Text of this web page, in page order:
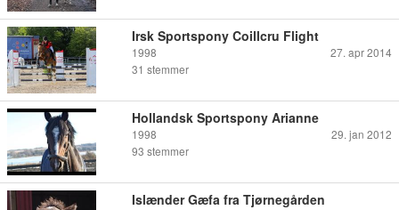
Irsk Sportspony Coillcru Flight
1998
27. apr 2014
31 stemmer
Hollandsk Sportspony Arianne
1998
29. jan 2012
93 stemmer
Islænder Gæfa fra Tjørnegården